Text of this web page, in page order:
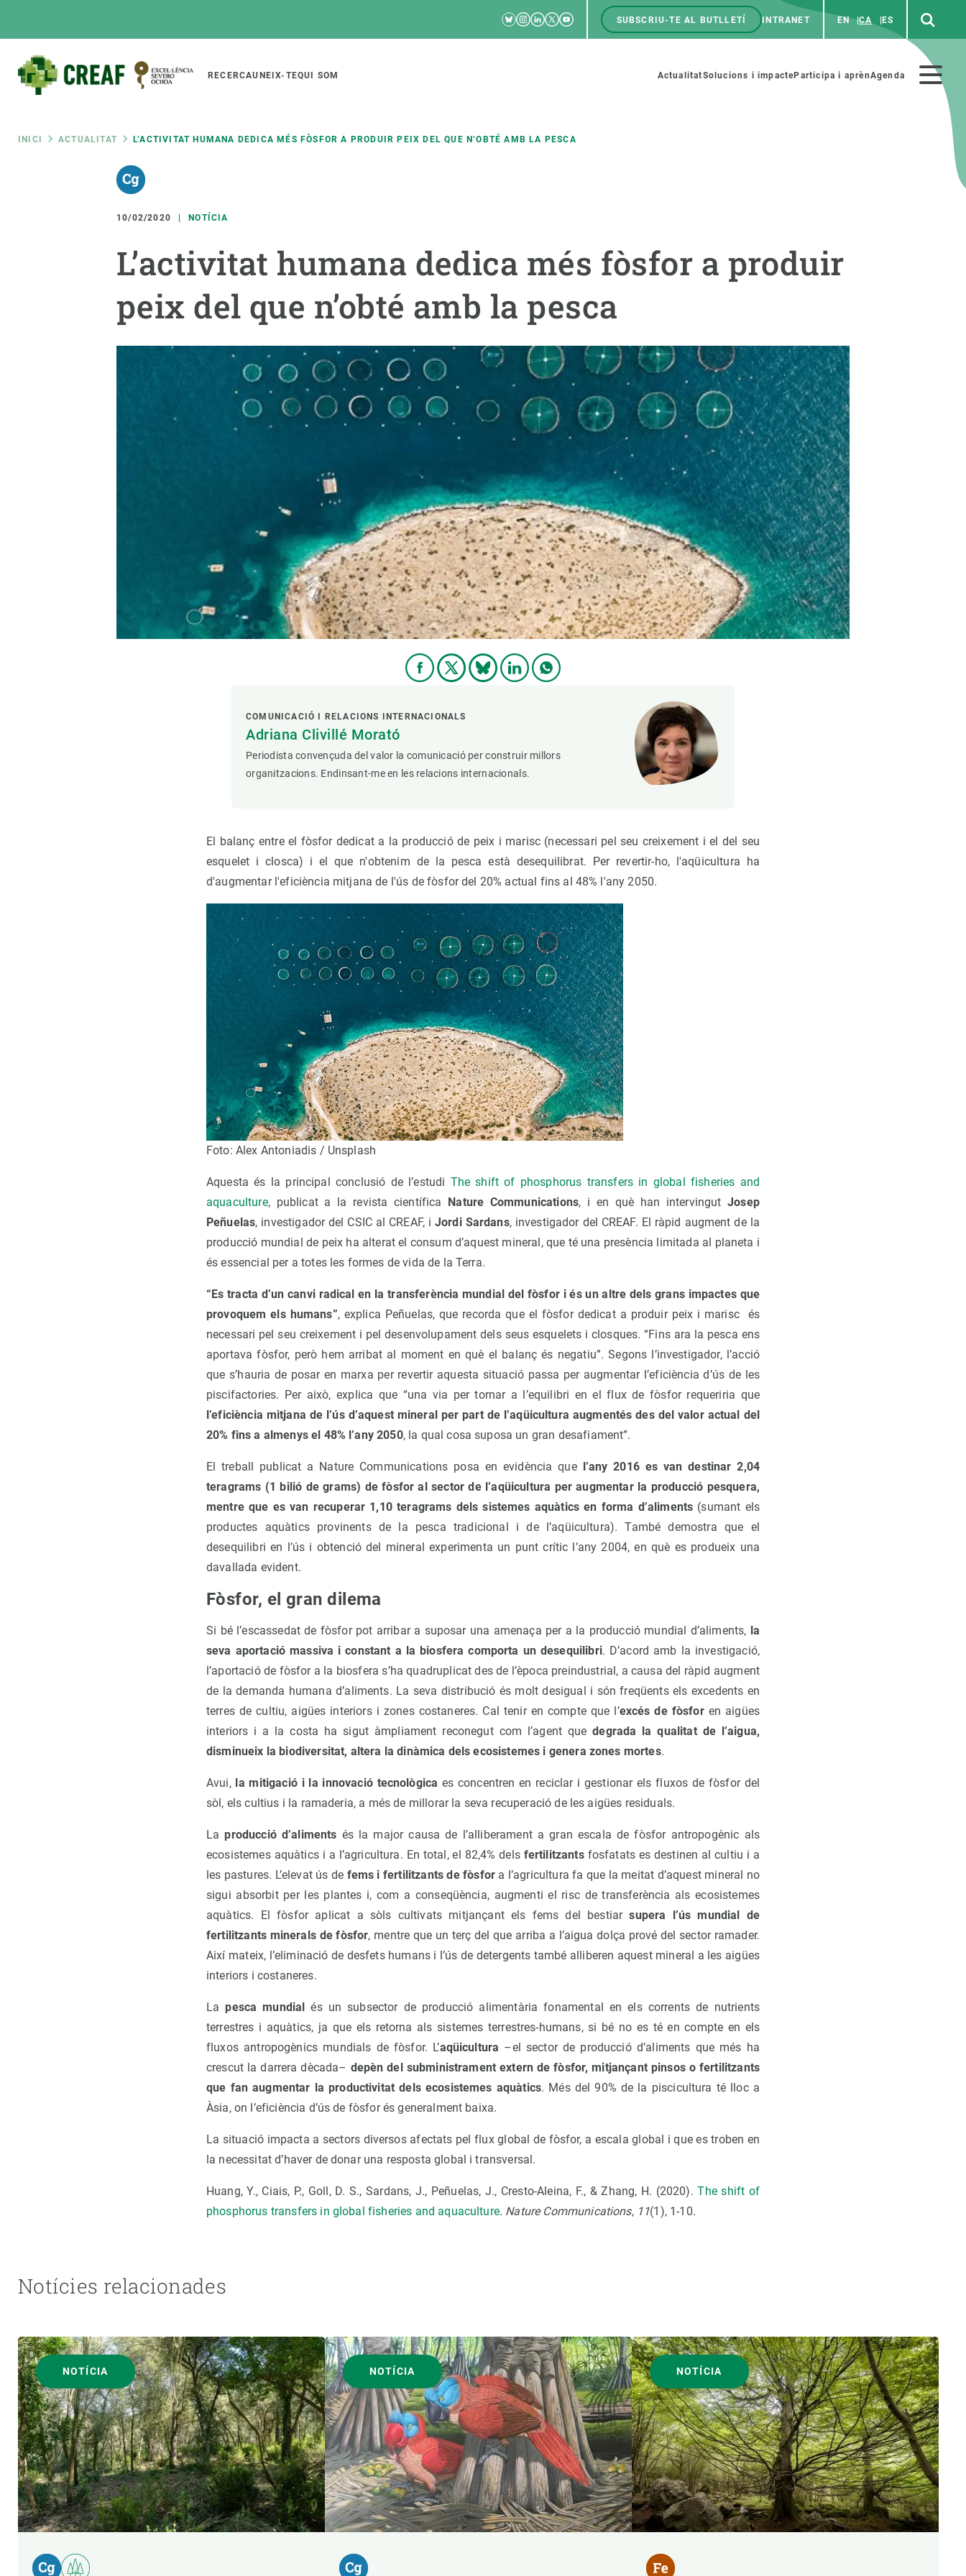
RRSS
Bluesky
Instagram
Linkedin
TwitterYoutube
Menú
SUBSCRIU-TE AL BUTLLETÍ INTRANET EN CA ES
Main
navigation
RECERCAUNEIX-TEQUI SOM
Menú
ActualitatSolucions i impacteParticipa i aprènAgenda
Fil
d'ariadna
INICI ACTUALITAT L’ACTIVITAT HUMANA DEDICA MÉS FÒSFOR A PRODUIR PEIX DEL QUE N’OBTÉ AMB LA PESCA
10/02/2020 NOTÍCIA
L’activitat humana dedica més fòsfor a produir
peix del que n’obté amb la pesca
COMUNICACIÓ I RELACIONS INTERNACIONALS
Adriana Clivillé Morató
Periodista convençuda del valor la comunicació per construir millors
organitzacions. Endinsant-me en les relacions internacionals.
El balanç entre el fòsfor dedicat a la producció de peix i marisc (necessari pel seu creixement i el del seu
esquelet i closca) i el que n'obtenim de la pesca està desequilibrat. Per revertir-ho, l'aqüicultura ha
d'augmentar l'eficiència mitjana de l'ús de fòsfor del 20% actual fins al 48% l'any 2050.
Foto: Alex Antoniadis / Unsplash
Aquesta és la principal conclusió de l’estudi The shift of phosphorus transfers in global fisheries and
aquaculture, publicat a la revista científica Nature Communications, i en què han intervingutJosep
Peñuelas, investigador del CSIC al CREAF, i Jordi Sardans, investigador del CREAF. El ràpid augment de la
producció mundial de peix ha alterat el consum d’aquest mineral, que té una presència limitada al planeta i
és essencial per a totes les formes de vida de la Terra.
“Es tracta d’un canvi radical en la transferència mundial del fòsfor i és un altre dels grans impactes que
provoquem els humans”, explica Peñuelas, que recorda que el fòsfor dedicat a produir peix i marisc és
necessari pel seu creixement i pel desenvolupament dels seus esquelets i closques. “Fins ara la pesca ens
aportava fòsfor, però hem arribat al moment en què el balanç és negatiu”. Segons l’investigador, l’acció
que s’hauria de posar en marxa per revertir aquesta situació passa per augmentar l’eficiència d’ús de les
piscifactories. Per això, explica que “una via per tornar a l’equilibri en el flux de fòsfor requeriria que
l’eficiència mitjana de l’ús d’aquest mineral per part de l’aqüicultura augmentés des del valor actual del
20% fins a almenys el 48% l’any 2050, la qual cosa suposa un gran desafiament”.
El treball publicat a Nature Communications posa en evidència que l’any 2016 es van destinar 2,04
teragrams (1 bilió de grams) de fòsfor al sector de l’aqüicultura per augmentar la producció pesquera,
mentre que es van recuperar 1,10 teragrams dels sistemes aquàtics en forma d’aliments (sumant els
productes aquàtics provinents de la pesca tradicional i de l’aqüicultura). També demostra que el
desequilibri en l’ús i obtenció del mineral experimenta un punt crític l’any 2004, en què es produeix una
davallada evident.
Fòsfor, el gran dilema
Si bé l’escassedat de fòsfor pot arribar a suposar una amenaça per a la producció mundial d’aliments, la
seva aportació massiva i constant a la biosfera comporta un desequilibri. D’acord amb la investigació,
l’aportació de fòsfor a la biosfera s’ha quadruplicat des de l’època preindustrial, a causa del ràpid augment
de la demanda humana d’aliments. La seva distribució és molt desigual i són freqüents els excedents en
terres de cultiu, aigües interiors i zones costaneres. Cal tenir en compte que l’excés de fòsforen aigües
interiors i a la costa ha sigut àmpliament reconegut com l’agent quedegrada la qualitat de l’aigua,
disminueix la biodiversitat, altera la dinàmica dels ecosistemes i genera zones mortes.
Avui, la mitigació i la innovació tecnològica es concentren en reciclar i gestionar els fluxos de fòsfor del
sòl, els cultius i la ramaderia, a més de millorar la seva recuperació de les aigües residuals.
Laproducció d’aliments és la major causa de l’alliberament a gran escala de fòsfor antropogènic als
ecosistemes aquàtics i a l’agricultura. En total, el 82,4% dels fertilitzants fosfatats es destinen al cultiu i a
les pastures. L’elevat ús de fems i fertilitzants de fòsfora l’agricultura fa que la meitat d’aquest mineral no
sigui absorbit per les plantes i, com a conseqüència, augmenti el risc de transferència als ecosistemes
aquàtics. El fòsfor aplicat a sòls cultivats mitjançant els fems del bestiarsupera l’ús mundial de
fertilitzants minerals de fòsfor, mentre que un terç del que arriba a l’aigua dolça prové del sector ramader.
Així mateix, l’eliminació de desfets humans i l’ús de detergents també alliberen aquest mineral a les aigües
interiors i costaneres.
Lapesca mundialés un subsector de producció alimentària fonamental en els corrents de nutrients
terrestres i aquàtics, ja que els retorna als sistemes terrestres-humans, si bé no es té en compte en els
fluxos antropogènics mundials de fòsfor. L’aqüicultura –el sector de producció d’aliments que més ha
crescut la darrera dècada– depèn del subministrament extern de fòsfor, mitjançant pinsos o fertilitzants
que fan augmentar la productivitat dels ecosistemes aquàtics. Més del 90% de la piscicultura té lloc a
Àsia, on l’eficiència d’ús de fòsfor és generalment baixa.
La situació impacta a sectors diversos afectats pel flux global de fòsfor, a escala global i que es troben en
la necessitat d’haver de donar una resposta global i transversal.
Huang, Y., Ciais, P., Goll, D. S., Sardans, J., Peñuelas, J., Cresto-Aleina, F., & Zhang, H. (2020).The shift of
phosphorus transfers in global fisheries and aquaculture. Nature Communications, 11(1), 1-10.
Notícies relacionades
NOTÍCIA NOTÍCIA NOTÍCIA
Featured
responsive
Responsive
menu
SOBRE NOSALTRES
Organització institucional
Marca i logotips
Infraestructures
Biodiversitat
Funcionament dels ecosistemes
Observació de la terra
Temes transversals
Publicacions
Synthesis Actions
Solucions
Política i gestió
Oportunitats acadèmiques
Demana la teva beca ERC
Programa de màsters i doctorat
Vine de visitant o sabàtic
Segell de bones pràctiques HRS4R
Desenvolupament de carrera
Seminaris i activitats internes
Fes ciència amb nosaltres
Materials educatius
Esdeveniments anteriors
Canvi global
Funcionament dels ecosistemes
Observació de la terra